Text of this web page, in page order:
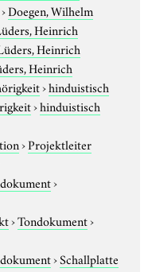
Doegen, Wilhelm
Heinrich
Heinrich
Heinrich
›hinduistisch
›hinduistisch
›Projektleiter
›
›Tondokument›
›Schallplatte